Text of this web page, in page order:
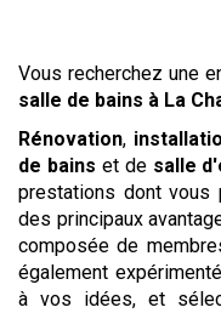
Vous recherchez une
salle de bains à La
Rénovation,
de bains et de salle
prestations dont vous
des principaux
composée de
également
à vos idées, et